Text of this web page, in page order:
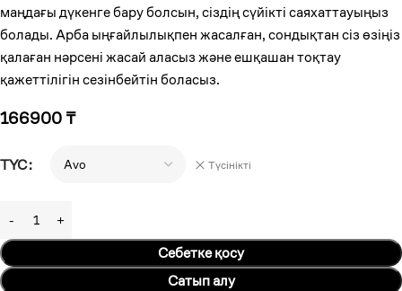
маңдағы дүкенге бару болсын, сіздің сүйікті саяхаттауыңыз
болады. Арба ыңғайлылықпен жасалған, сондықтан сіз өзіңіз
қалаған нәрсені жасай аласыз және ешқашан тоқтау
қажеттілігін сезінбейтін боласыз.
166900 ₸
TҮС Түсінікті
Себетке қосу
Сатып алу